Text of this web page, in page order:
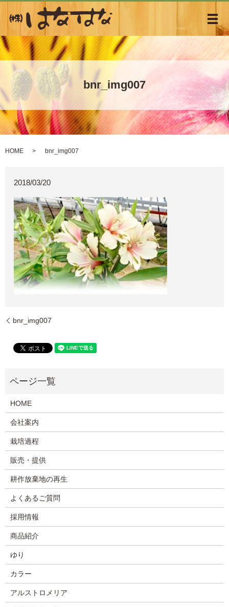
メ
bnr_img007
HOME bnr_img007
2018/03/20
bnr_img007
HOME
会社案内
栽培過程
販売・提供
耕作放棄地の再生
よくあるご質問
採用情報
商品紹介
ゆり
カラー
アルストロメリア